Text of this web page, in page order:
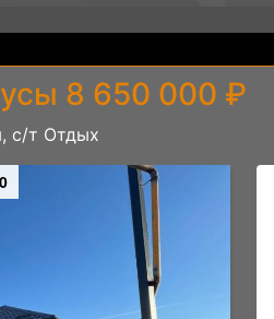
8 650 000 ₽
с/т Отдых